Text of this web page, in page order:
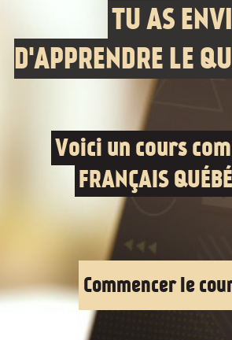
TU AS
D'APPRENDRE LE
Voici un cours
FRANÇAIS
Commencer le